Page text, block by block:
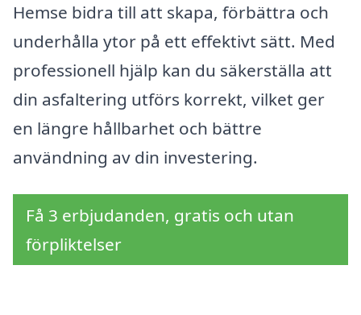
Hemse bidra till att skapa, förbättra och
underhålla ytor på ett effektivt sätt. Med
professionell hjälp kan du säkerställa att
din asfaltering utförs korrekt, vilket ger
en längre hållbarhet och bättre
användning av din investering.
Få 3 erbjudanden, gratis och utan
förpliktelser